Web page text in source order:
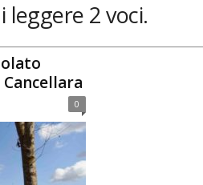
2 voci.
0